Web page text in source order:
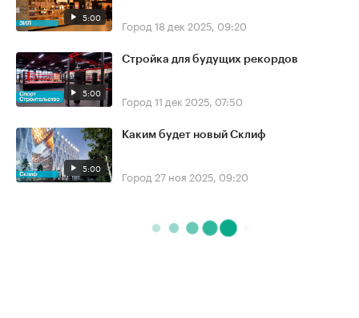
5:00 Город 18 дек 2025, 09:20
5:00
Стройка для будущих рекордов
Город 11 дек 2025, 07:50
5:00
Каким будет новый Склиф
Город 27 ноя 2025, 09:20